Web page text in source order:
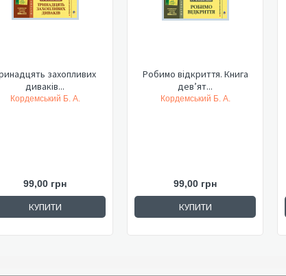
захопливих
диваків...
Кордемський Б. А.
99,00 грн
КУПИТИ
Робимо відкриття. Книга
дев’ят...
Кордемський Б. А.
99,00 грн
КУПИТИ